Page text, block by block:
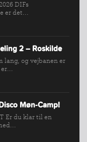
DIFs
er det...
2 – Roskilde
lang, og vejbanen er
Møn-Camp!
Er du klar til en